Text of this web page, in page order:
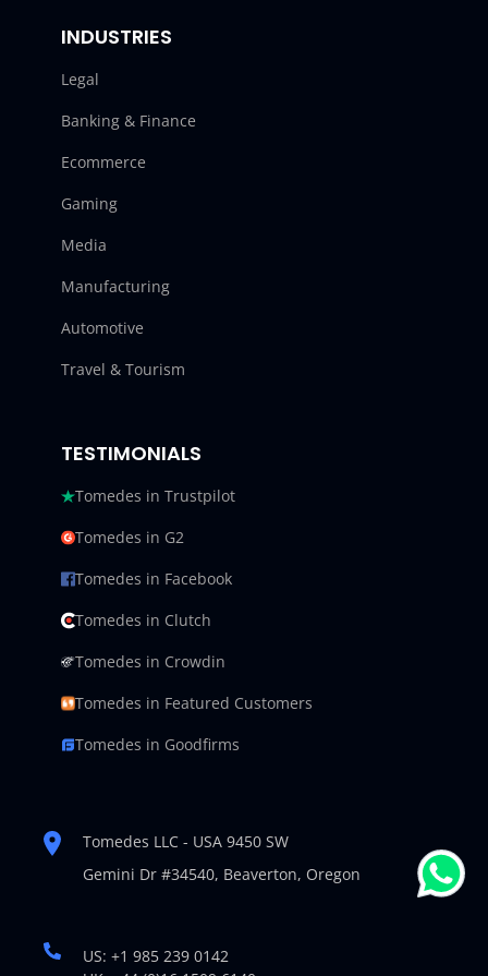
INDUSTRIES
Legal
Banking & Finance
Ecommerce
Gaming
Media
Manufacturing
Automotive
Travel & Tourism
TESTIMONIALS
Tomedes in Trustpilot
Tomedes in G2
Tomedes in Facebook
Tomedes in Clutch
Tomedes in Crowdin
Tomedes in Featured Customers
Tomedes in Goodfirms
Tomedes LLC - USA 9450 SW
Gemini Dr #34540, Beaverton, Oregon
US: +1 985 239 0142